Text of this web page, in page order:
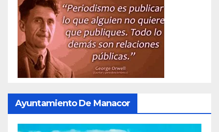
Ayuntamiento De Manacor